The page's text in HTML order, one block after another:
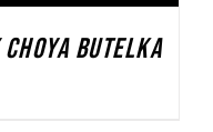
BUTELKA